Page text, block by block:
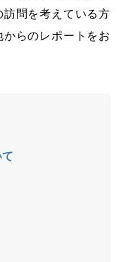
問を考えている方
らのレポートをお